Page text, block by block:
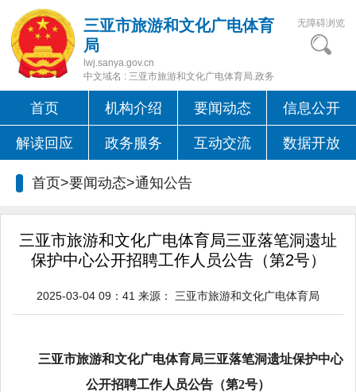
三亚市旅游和文化广电体育
局
lwj.sanya.gov.cn
中文域名 : 三亚市旅游和文化广电体育局.政务
无障碍浏览
首页 机构介绍 要闻动态 信息公开
解读回应 政务服务 互动交流 数据开放
首页>要闻动态>通知公告
三亚市旅游和文化广电体育局三亚落笔洞遗址
保护中心公开招聘工作人员公告（第2号）
2025-03-04 09：41 来源： 三亚市旅游和文化广电体育局
三亚市旅游和文化广电体育局三亚落笔洞遗址保护中心
公开招聘工作人员公告（第2号）